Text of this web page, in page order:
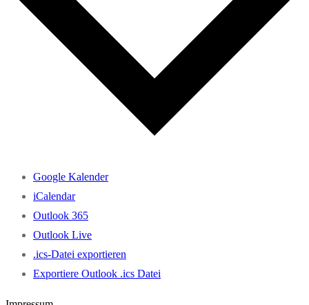
Google Kalender
iCalendar
Outlook 365
Outlook Live
.ics-Datei exportieren
Exportiere Outlook .ics Datei